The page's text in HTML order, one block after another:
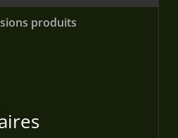
produits